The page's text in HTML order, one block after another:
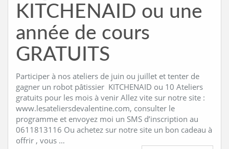
KITCHENAID ou une
année de cours
GRATUITS
Participer à nos ateliers de juin ou juillet et tenter de
gagner un robot pâtissier KITCHENAID ou 10 Ateliers
gratuits pour les mois à venir Allez vite sur notre site :
www.lesateliersdevalentine.com, consulter le
programme et envoyez moi un SMS d’inscription au
0611813116 Ou achetez sur notre site un bon cadeau à
offrir , vous …